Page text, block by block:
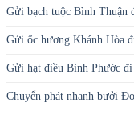
Gửi bạch tuộc Bình Thuận
Gửi ốc hương Khánh Hòa
Gửi hạt điều Bình Phước
Chuyển phát nhanh bưởi